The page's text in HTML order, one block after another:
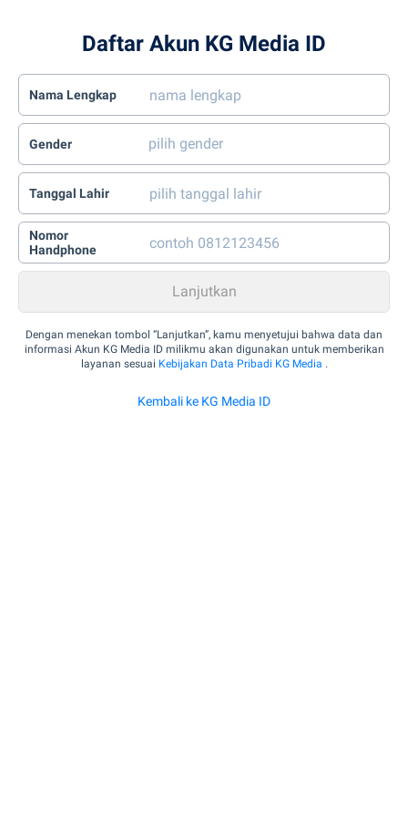
Daftar Akun KG Media ID
Nama Lengkap
Gender
Tanggal Lahir
Nomor
Handphone
Dengan menekan tombol “Lanjutkan”, kamu menyetujui bahwa data dan
informasi Akun KG Media ID milikmu akan digunakan untuk memberikan
layanan sesuai Kebijakan Data Pribadi KG Media .
Kembali ke KG Media ID